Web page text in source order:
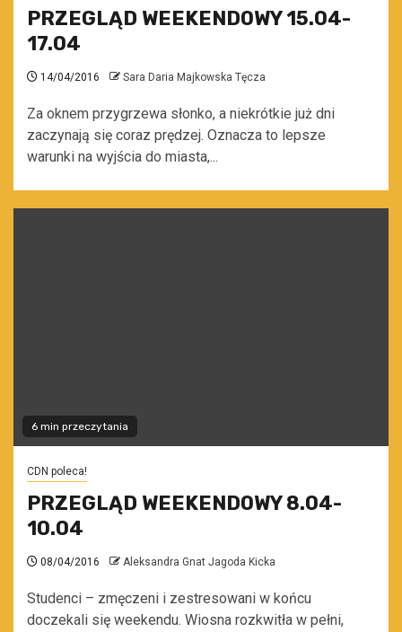
PRZEGLĄD WEEKENDOWY 15.04-
17.04
14/04/2016 Sara Daria Majkowska Tęcza
Za oknem przygrzewa słonko, a niekrótkie już dni
zaczynają się coraz prędzej. Oznacza to lepsze
warunki na wyjścia do miasta,...
6 min przeczytania
CDN poleca!
PRZEGLĄD WEEKENDOWY 8.04-
10.04
08/04/2016 Aleksandra Gnat Jagoda Kicka
Studenci – zmęczeni i zestresowani w końcu
doczekali się weekendu. Wiosna rozkwitła w pełni,